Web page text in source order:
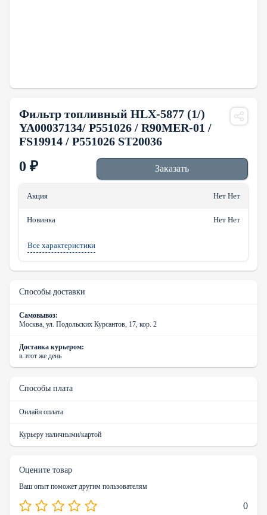
Фильтр топливный HLX-5877 (1/)
YA00037134/ P551026 / R90MER-01 /
FS19914 / P551026 ST20036
Акция Нет Нет
Новинка Нет Нет
Все характеристики
0 ₽ Заказать
Способы доставки
Самовывоз:
Москва, ул. Подольских Курсантов, 17, кор. 2
Доставка курьером:
в этот же день
Способы плата
Онлайн оплата
Курьеру наличными/картой
Оцените товар
Ваш опыт поможет другим пользователям
0